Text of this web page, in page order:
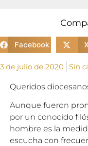
Facebook
3 de julio de 2020 Sin
Queridos
Aunque fueron
por un conocido
hombre es la
escucha con